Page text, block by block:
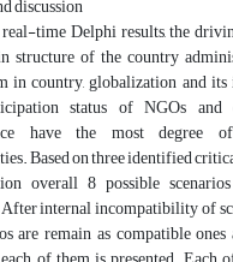
discussion
time Delphi results, the
structure of the country
in country, globalization and
status of NGOs
have the most degree
Based on three identified
overall 8 possible
internal incompatibility of
are remain as compatible